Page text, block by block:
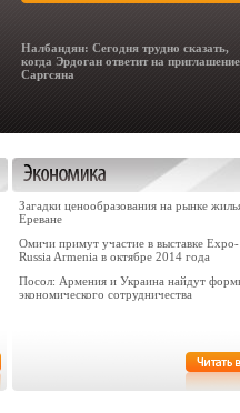
Налбандян: Сегодня трудно сказать,
когда Эрдоган ответит на приглашение
Саргсяна
Загадки ценообразования на рынке
Ереване
Омичи примут участие в выставке Expo-
Russia Armenia в октябре 2014 года
Посол: Армения и Украина найдут
экономического сотрудничества